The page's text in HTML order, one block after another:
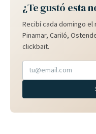
¿Te gustó esta
Recibí cada domingo
Pinamar, Cariló,
clickbait.